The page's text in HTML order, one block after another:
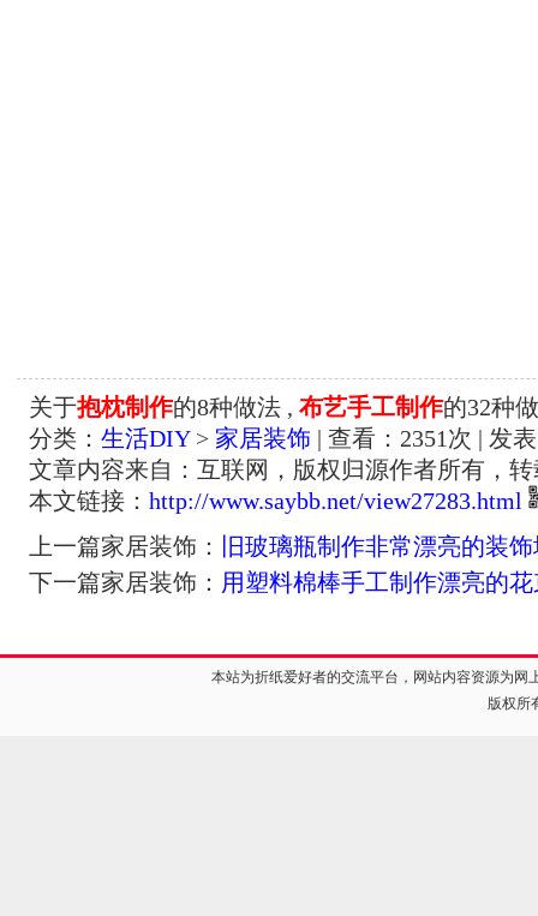
关于抱枕制作的8种做法 , 布艺手工制作的32种
分类： 生活DIY> 家居装饰 | 查看： 2351次 | 发
文章内容来自：互联网，版权归源作者所有，
本文链接： http://www.saybb.net/view27283.html
上一篇家居装饰：
旧玻璃瓶制作非常漂亮的装
下一篇家居装饰： 用塑料棉棒手工制作漂亮的花
本站为折纸爱好者的交流平台，网站内容资源为
版权所